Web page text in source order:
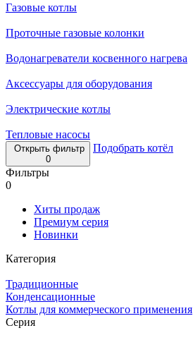
Газовые котлы
Проточные газовые колонки
Водонагреватели косвенного нагрева
Аксессуары для оборудования
Электрические котлы
Тепловые насосы
Открыть фильтр
0
Подобрать котёл
Фильтры
0
Хиты продаж
Премиум серия
Новинки
Категория
Традиционные
Конденсационные
Котлы для коммерческого применения
Серия